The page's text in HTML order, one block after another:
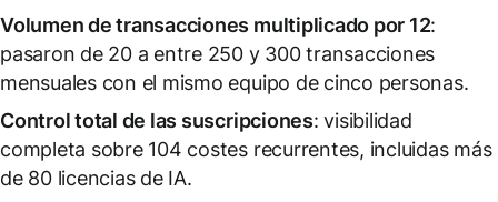
Volumen de transacciones multiplicado por 12:
pasaron de 20 a entre 250 y 300 transacciones
mensuales con el mismo equipo de cinco personas.
Control total de las suscripciones: visibilidad
completa sobre 104 costes recurrentes, incluidas más
de 80 licencias de IA.